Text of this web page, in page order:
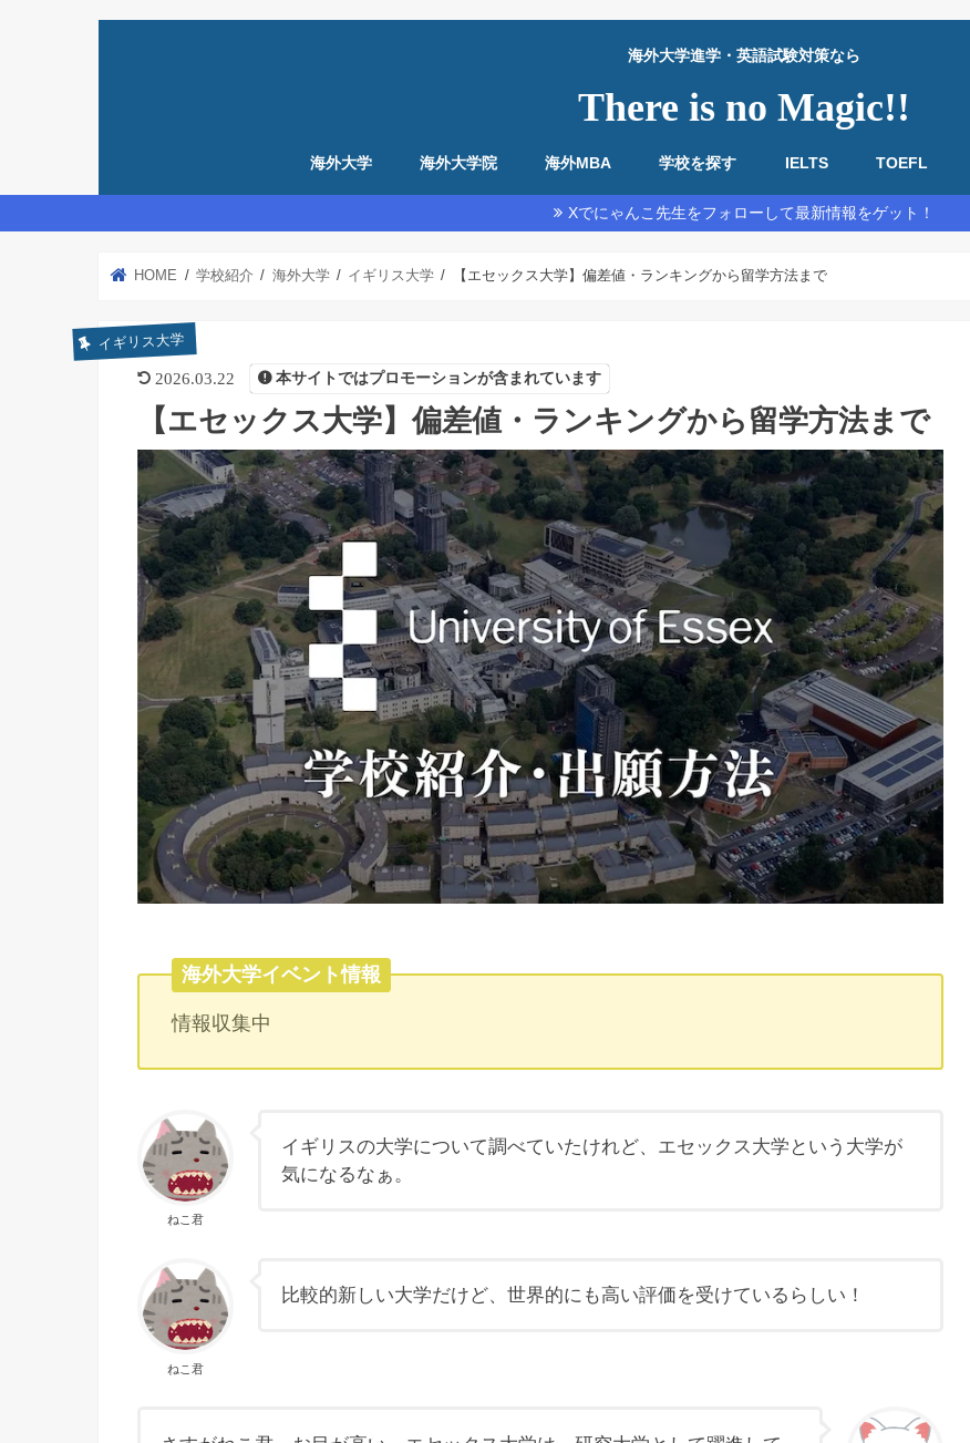
海外大学進学・英語試験対策なら
There is no Magic!!
海外大学 海外大学院 海外MBA 学校を探す IELTS
教材・基本情報
勉強法全般
リーディング
リスニング
スピーキング
ライティング
TOEFL
教材・基本情報
勉強法全般
リーディング
リスニング
スピーキング
ライティング
Xでにゃんこ先生をフォローして最新情報をゲット！
HOME 学校紹介 海外大学 イギリス大学 【エセックス大学】偏差値・ランキングから留学方法まで
イギリス大学
2026.03.22 本サイトではプロモーションが含まれています
【エセックス大学】偏差値・ランキングから留学方法まで
海外大学イベント情報
情報収集中
ねこ君
イギリスの大学について調べていたけれど、エセックス大学という大学が
気になるなぁ。
ねこ君
比較的新しい大学だけど、世界的にも高い評価を受けているらしい！